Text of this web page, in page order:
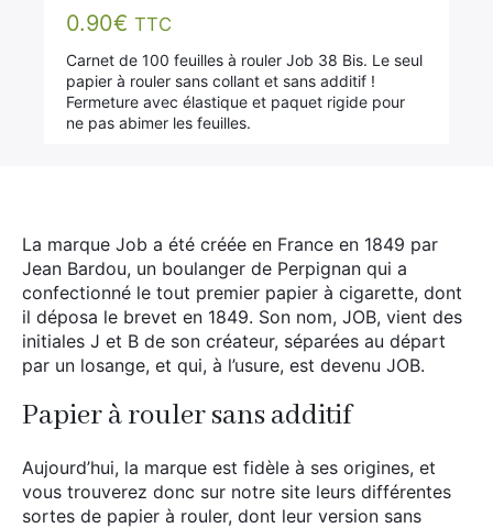
La marque Job a été créée en France en 1849 par
Jean Bardou, un boulanger de Perpignan qui a
confectionné le tout premier papier à cigarette, dont
il déposa le brevet en 1849. Son nom, JOB, vient des
initiales J et B de son créateur, séparées au départ
par un losange, et qui, à l’usure, est devenu JOB.
Papier à rouler sans additif
Aujourd’hui, la marque est fidèle à ses origines, et
vous trouverez donc sur notre site leurs différentes
sortes de papier à rouler, dont leur version sans
Note5.00
sur 5
0.90€ TTC
Carnet de 100 feuilles à rouler Job 38 Bis. Le seul
papier à rouler sans collant et sans additif !
Fermeture avec élastique et paquet rigide pour
ne pas abimer les feuilles.